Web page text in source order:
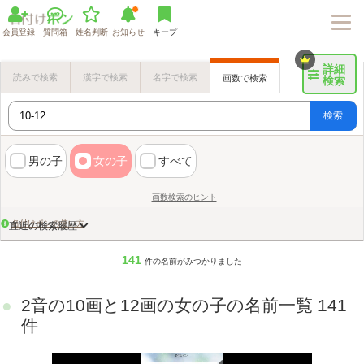
会員登録 質問箱 姓名判断 お知らせ キープ
詳細
検索
読みで検索 漢字で検索 名字で検索 画数で検索
検索
男の子 女の子 すべて
画数検索のヒント
名付けポンの使い方
直近の検索履歴
141 件の名前がみつかりました
2音の10画と12画の女の子の名前一覧 141
件